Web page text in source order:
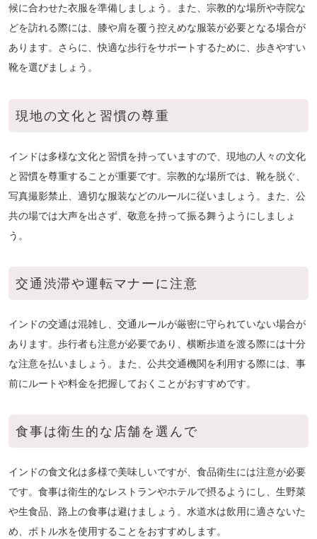
候に合わせた衣服を準備しましょう。また、宗教的な場所や寺院な
どを訪れる際には、膝や肩を覆う控えめな服装が必要となる場合が
あります。さらに、快適な歩行をサポートするために、歩きやすい
靴を選びましょう。
現地の文化と習慣の尊重
インドは多様な文化と習慣を持っていますので、現地の人々の文化
と習慣を尊重することが重要です。宗教的な場所では、靴を脱ぐ、
写真撮影禁止、適切な服装などのルールに従いましょう。また、公
共の場では大声を出さず、敬意を持って振る舞うようにしましょ
う。
交通渋滞や運転マナーに注意
インドの交通は混雑し、交通ルールが厳密に守られていない場合が
あります。歩行者も注意が必要であり、横断歩道を渡る際には十分
な注意を払いましょう。また、公共交通機関を利用する際には、事
前にルートや料金を把握しておくことがおすすめです。
食事は衛生的な店舗を選んで
インドの食文化は多様で美味しいですが、食品衛生には注意が必要
です。食事は衛生的なレストランやホテルで摂るようにし、生野菜
や生食品、路上の食事は避けましょう。水道水は飲用に適さないた
め、ボトル水を使用することをおすすめします。